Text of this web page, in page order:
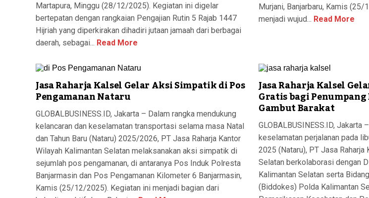
Martapura, Minggu (28/12/2025). Kegiatan ini digelar
bertepatan dengan rangkaian Pengajian Rutin 5 Rajab 1447
Hijriah yang diperkirakan dihadiri jutaan jamaah dari berbagai
daerah, sebagai... Read More
Murjani, Banjarbaru, Kamis
menjadi wujud... Read More
Jasa Raharja Kalsel Gelar Aksi Simpatik di Pos
Pengamanan Nataru
GLOBALBUSINESS.ID, Jakarta – Dalam rangka mendukung
kelancaran dan keselamatan transportasi selama masa Natal
dan Tahun Baru (Nataru) 2025/2026, PT Jasa Raharja Kantor
Wilayah Kalimantan Selatan melaksanakan aksi simpatik di
sejumlah pos pengamanan, di antaranya Pos Induk Polresta
Banjarmasin dan Pos Pengamanan Kilometer 6 Banjarmasin,
Kamis (25/12/2025). Kegiatan ini menjadi bagian dari
Jasa Raharja Kalsel
Gratis bagi
Gambut Barakat
GLOBALBUSINESS.ID, Jakarta
keselamatan perjalanan pada
2025 (Nataru), PT Jasa Raharja
Selatan berkolaborasi dengan
Kalimantan Selatan serta
(Biddokes) Polda Kalimantan